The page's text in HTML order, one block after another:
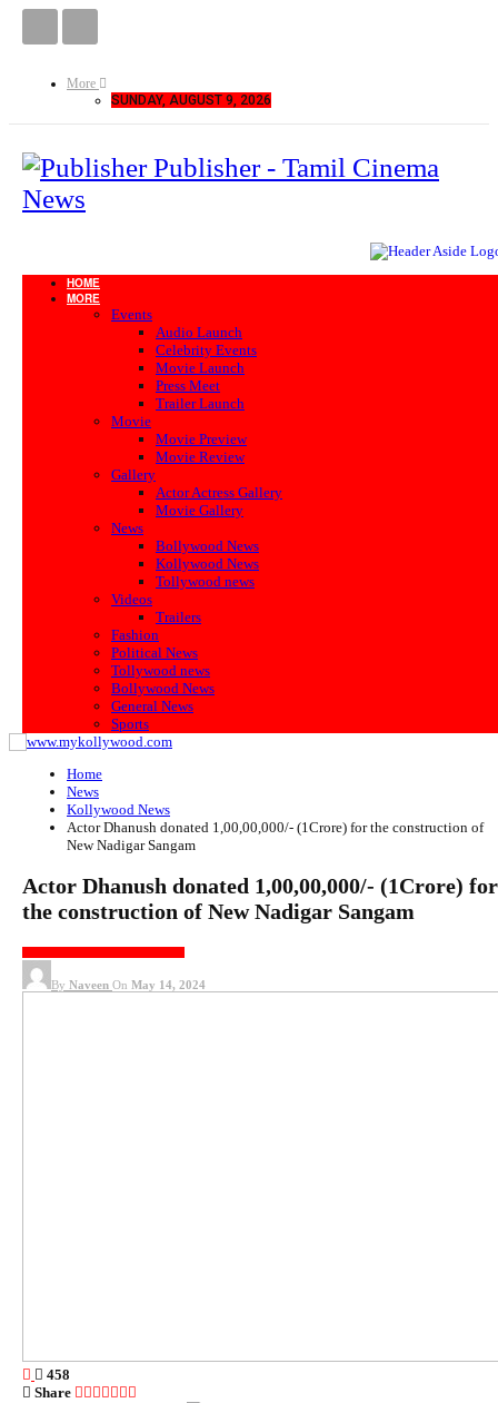
More
SUNDAY, AUGUST 9, 2026
Publisher - Tamil Cinema
News
HOME
MORE
Events
Audio Launch
Celebrity Events
Movie Launch
Press Meet
Trailer Launch
Movie
Movie Preview
Movie Review
Gallery
Actor Actress Gallery
Movie Gallery
News
Bollywood News
Kollywood News
Tollywood news
Videos
Trailers
Fashion
Political News
Tollywood news
Bollywood News
General News
Sports
Home
News
Kollywood News
Actor Dhanush donated 1,00,00,000/- (1Crore) for the construction of
New Nadigar Sangam
Actor Dhanush donated 1,00,00,000/- (1Crore) for
the construction of New Nadigar Sangam
By Naveen On May 14, 2024
458
Share